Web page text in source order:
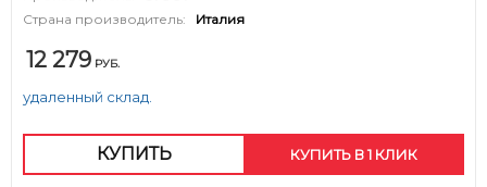
Страна производитель:
Италия
12 279 РУБ.
удаленный склад.
КУПИТЬ КУПИТЬ В 1 КЛИК